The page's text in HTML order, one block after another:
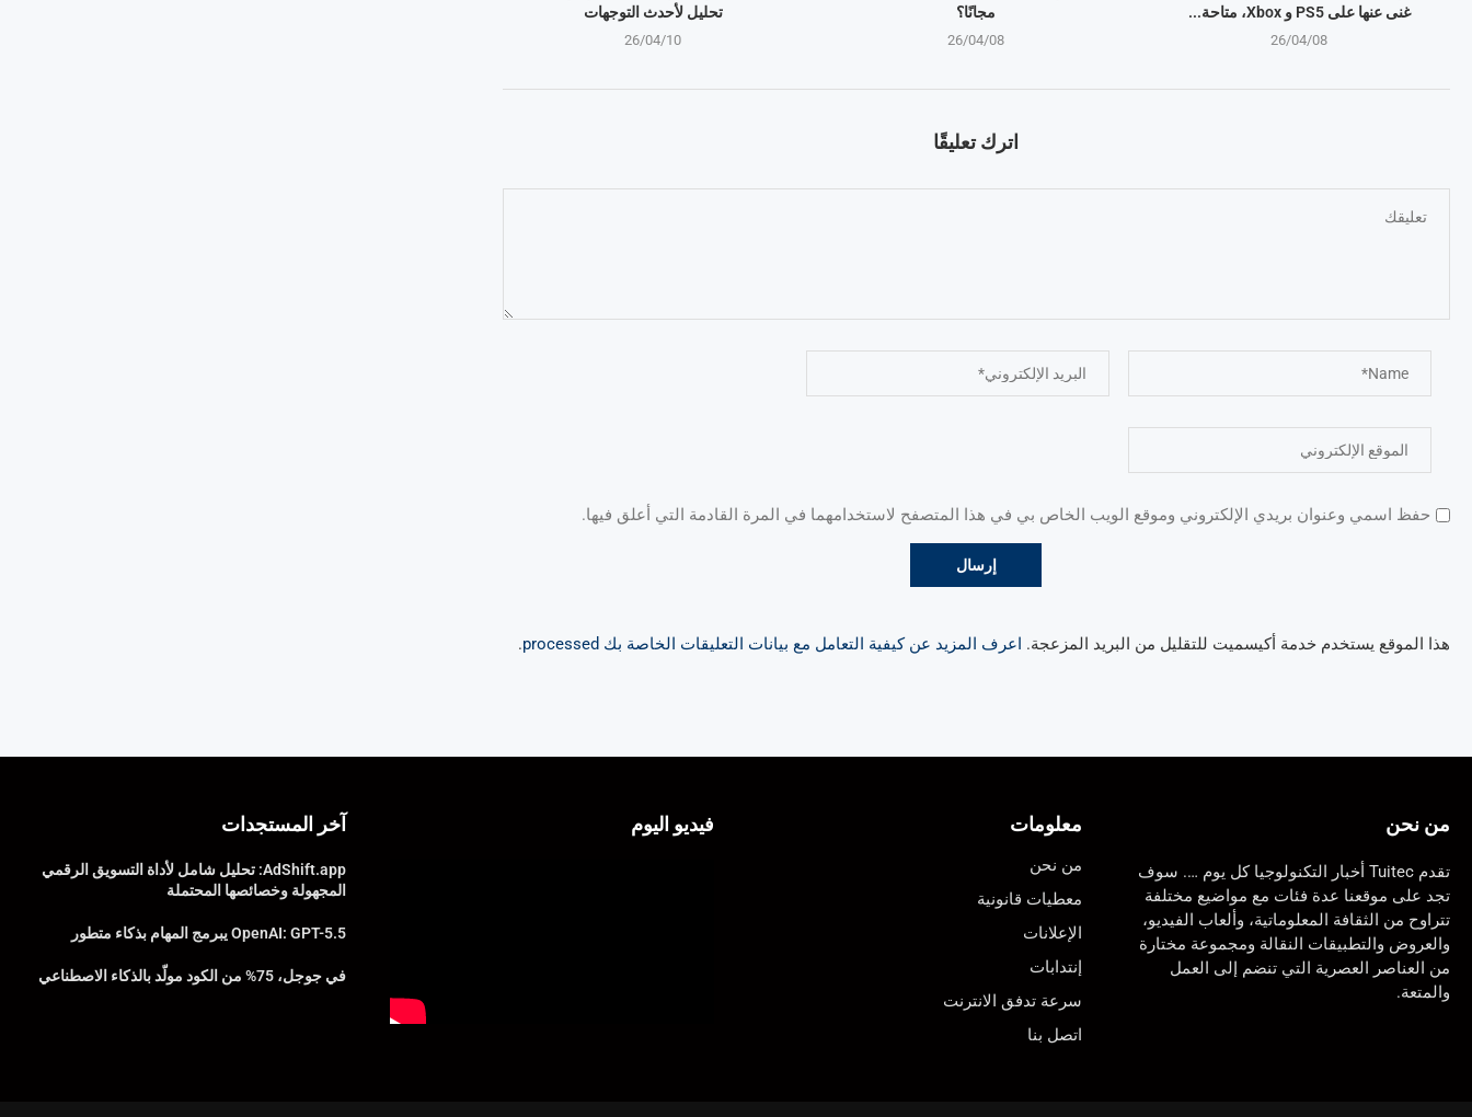
تحليل لأحدث التوجهات
26/04/10
مجانًا؟
26/04/08
غنى عنها على PS5 و Xbox، متاحة...
26/04/08
اترك تعليقًا
حفظ اسمي وعنوان بريدي الإلكتروني وموقع الويب الخاص بي في هذا المتصفح لاستخدامهما في المرة القادمة التي أعلق فيها.
هذا الموقع يستخدم خدمة أكيسميت للتقليل من البريد المزعجة. اعرف المزيد عن كيفية التعامل مع بيانات التعليقات الخاصة بك processed .
من نحن
تقدم Tuitec أخبار التكنولوجيا كل يوم …. سوف
تجد على موقعنا عدة فئات مع مواضيع مختلفة
تتراوح من الثقافة المعلوماتية، وألعاب الفيديو،
والعروض والتطبيقات النقالة ومجموعة مختارة
من العناصر العصرية التي تنضم إلى العمل
والمتعة.
معلومات
من نحن
معطيات قانونية
الإعلانات
إنتدابات
سرعة تدفق الانترنت
اتصل بنا
فيديو اليوم آخر المستجدات
AdShift.app: تحليل شامل لأداة التسويق الرقمي
المجهولة وخصائصها المحتملة
OpenAI: GPT-5.5 يبرمج المهام بذكاء متطور
في جوجل، 75% من الكود مولّد بالذكاء الاصطناعي